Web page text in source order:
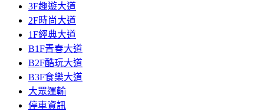
3F趣遊大道
2F時尚大道
1F經典大道
B1F青春大道
B2F酷玩大道
B3F食樂大道
大眾運輸
停車資訊